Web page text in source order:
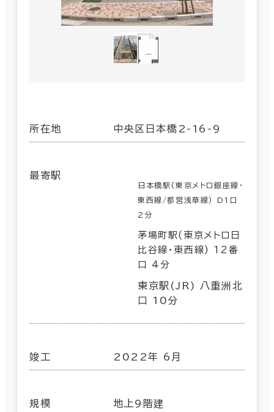
所在地 中央区日本橋2-16-9
最寄駅
日本橋駅(東京メトロ銀座線･
東西線/都営浅草線) D1口
2分
茅場町駅(東京メトロ日
比谷線･東西線) 12番
口 4分
東京駅(JR) 八重洲北
口 10分
竣工 2022年 6月
規模 地上9階建